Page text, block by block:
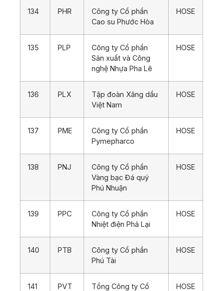
134 PHR
Công ty Cổ phần
Cao su Phước Hòa
HOSE
135 PLP
Công ty Cổ phần
Sản xuất và Công
nghệ Nhựa Pha Lê
HOSE
136 PLX
Tập đoàn Xăng dầu
Việt Nam
HOSE
137 PME
Công ty Cổ phần
Pymepharco
HOSE
138 PNJ
Công ty Cổ phần
Vàng bạc Đá quý
Phú Nhuận
HOSE
139 PPC
Công ty Cổ phần
Nhiệt điện Phả Lại
HOSE
140 PTB
Công ty Cổ phần
Phú Tài
HOSE
141 PVT
Tổng Công ty Cổ
HOSE